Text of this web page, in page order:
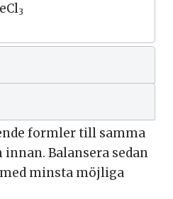
3
formler till samma
Balansera sedan
minsta möjliga